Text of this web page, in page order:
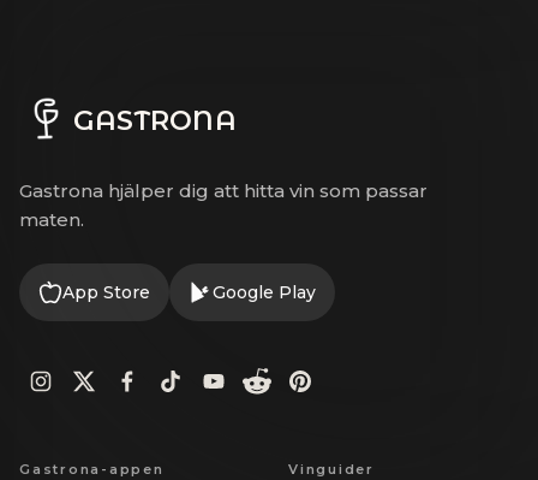
GASTRONA
Gastrona hjälper dig att hitta vin som passar
maten.
App Store Google Play
Gastrona-appen Vinguider